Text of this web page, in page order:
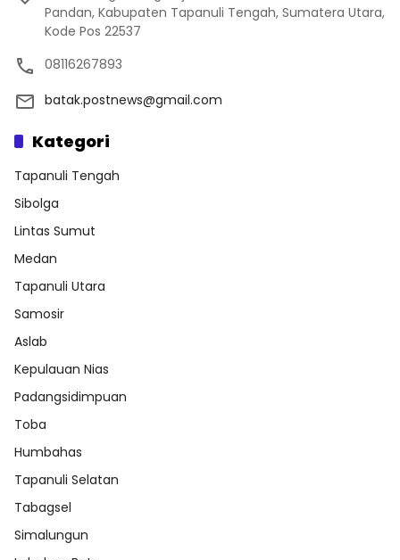
Pandan, Kabupaten Tapanuli Tengah, Sumatera Utara,
Kode Pos 22537
08116267893
batak.postnews@gmail.com
Kategori
Tapanuli Tengah
Sibolga
Lintas Sumut
Medan
Tapanuli Utara
Samosir
Aslab
Kepulauan Nias
Padangsidimpuan
Toba
Humbahas
Tapanuli Selatan
Tabagsel
Simalungun